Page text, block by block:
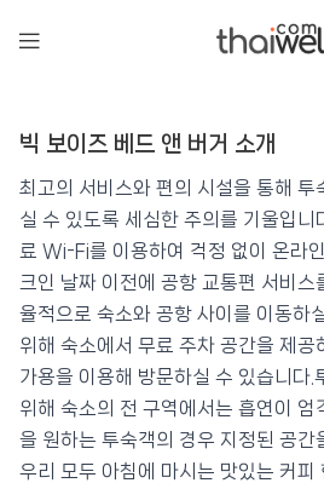
빅 보이즈 베드 앤 버거
📍 푸켓★★★ ⭐ 8.9
💰 최저가 확인 · 예약하기
빅 보이즈 베드 앤 버거 소개
최고의 서비스와 편의 시설을 통해 투
실 수 있도록 세심한 주의를 기울입니
료 Wi-Fi를 이용하여 걱정 없이 온라
크인 날짜 이전에 공항 교통편 서비스
율적으로 숙소와 공항 사이를 이동하
위해 숙소에서 무료 주차 공간을 제공
가용을 이용해 방문하실 수 있습니다.
위해 숙소의 전 구역에서는 흡연이 엄
을 원하는 투숙객의 경우 지정된 공간
우리 모두 아침에 마시는 맛있는 커피